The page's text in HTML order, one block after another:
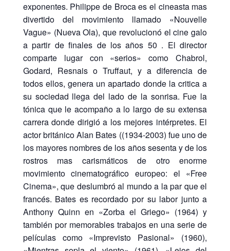
exponentes. Philippe de Broca es el cineasta mas
divertido del movimiento llamado «Nouvelle
Vague» (Nueva Ola), que revolucionó el cine galo
a partir de finales de los años 50 . El director
comparte lugar con «serios» como Chabrol,
Godard, Resnais o Truffaut, y a diferencia de
todos ellos, genera un apartado donde la critica a
su sociedad llega del lado de la sonrisa. Fue la
tónica que le acompaño a lo largo de su extensa
carrera donde dirigió a los mejores intérpretes. El
actor británico Alan Bates ((1934-2003) fue uno de
los mayores nombres de los años sesenta y de los
rostros mas carismáticos de otro enorme
movimiento cinematográfico europeo: el «Free
Cinema», que deslumbró al mundo a la par que el
francés. Bates es recordado por su labor junto a
Anthony Quinn en «Zorba el Griego» (1964) y
también por memorables trabajos en una serie de
películas como «Imprevisto Pasional» (1960),